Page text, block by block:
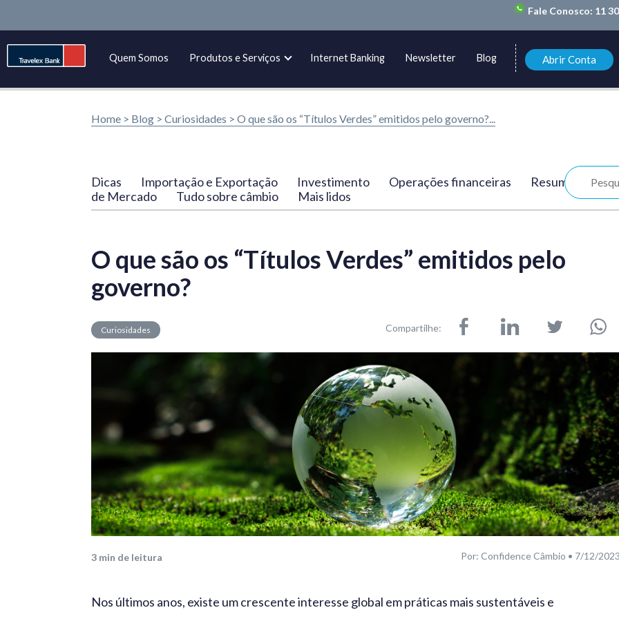
Fale Conosco: 11
Quem Somos Produtos e Serviços Internet Banking Newsletter Blog Abrir Conta
Home > Blog > Curiosidades > O que são os “Títulos Verdes” emitidos pelo governo?...
Dicas Importação e Exportação Investimento Operações financeiras
Resumo
de Mercado
Tudo sobre câmbio Mais lidos
O que são os “Títulos Verdes” emitidos pelo
governo?
Curiosidades Compartilhe:
3 min de leitura Por: Confidence Câmbio • 7/12/
Nos últimos anos, existe um crescente interesse global em práticas mais sustentáveis e